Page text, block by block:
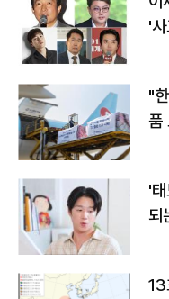
'
"
품
'
되
13